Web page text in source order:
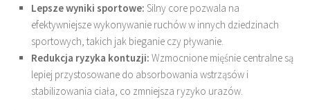
Lepsze wyniki sportowe: Silny core pozwala na
efektywniejsze wykonywanie ruchów w innych dziedzinach
sportowych, takich jak bieganie czy pływanie.
Redukcja ryzyka kontuzji: Wzmocnione mięśnie centralne są
lepiej przystosowane do absorbowania wstrząsów i
stabilizowania ciała, co zmniejsza ryzyko urazów.